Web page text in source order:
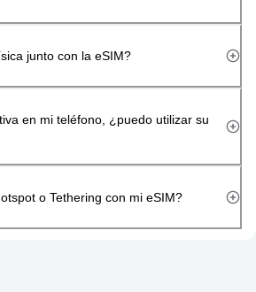
junto con la eSIM?
en mi teléfono, ¿puedo utilizar su
o Tethering con mi eSIM?